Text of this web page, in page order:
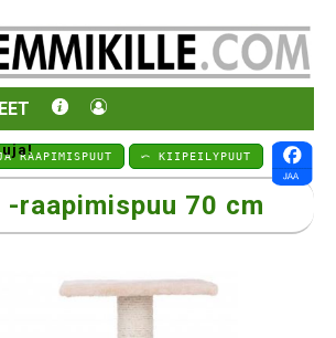
RAAPIMISPUUT ⤺ KIIPEILYPUUT
-raapimispuu 70 cm